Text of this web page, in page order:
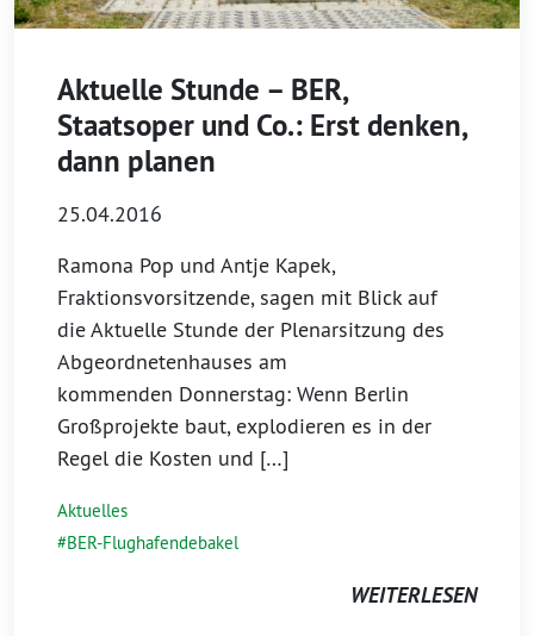
Aktuelle Stunde – BER,
Staatsoper und Co.: Erst denken,
dann planen
25.04.2016
Ramona Pop und Antje Kapek,
Fraktionsvorsitzende, sagen mit Blick auf
die Aktuelle Stunde der Plenarsitzung des
Abgeordnetenhauses am
kommenden Donnerstag: Wenn Berlin
Großprojekte baut, explodieren es in der
Regel die Kosten und […]
Aktuelles
BER-Flughafendebakel
WEITERLESEN